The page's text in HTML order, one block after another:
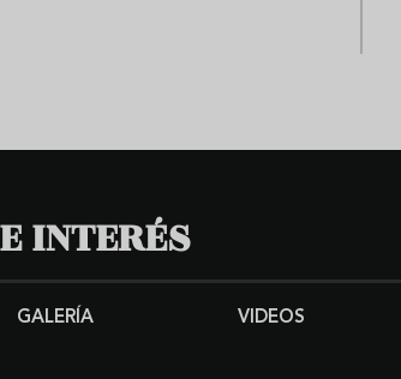
INTERÉS
GALERÍA VIDEOS